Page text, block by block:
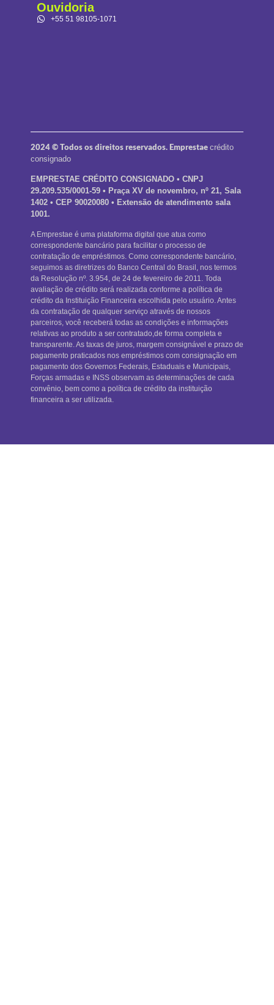
Ouvidoria
+55 51 98105-1071
2024 © Todos os direitos reservados. Emprestae crédito
consignado
EMPRESTAE CRÉDITO CONSIGNADO • CNPJ
29.209.535/0001-59 • Praça XV de novembro, nº 21, Sala
1402 • CEP 90020080 • Extensão de atendimento sala
1001.
A Emprestae é uma plataforma digital que atua como
correspondente bancário para facilitar o processo de
contratação de empréstimos. Como correspondente bancário,
seguimos as diretrizes do Banco Central do Brasil, nos termos
da Resolução nº. 3.954, de 24 de fevereiro de 2011. Toda
avaliação de crédito será realizada conforme a política de
crédito da Instituição Financeira escolhida pelo usuário. Antes
da contratação de qualquer serviço através de nossos
parceiros, você receberá todas as condições e informações
relativas ao produto a ser contratado,de forma completa e
transparente. As taxas de juros, margem consignável e prazo de
pagamento praticados nos empréstimos com consignação em
pagamento dos Governos Federais, Estaduais e Municipais,
Forças armadas e INSS observam as determinações de cada
convênio, bem como a política de crédito da instituição
financeira a ser utilizada.